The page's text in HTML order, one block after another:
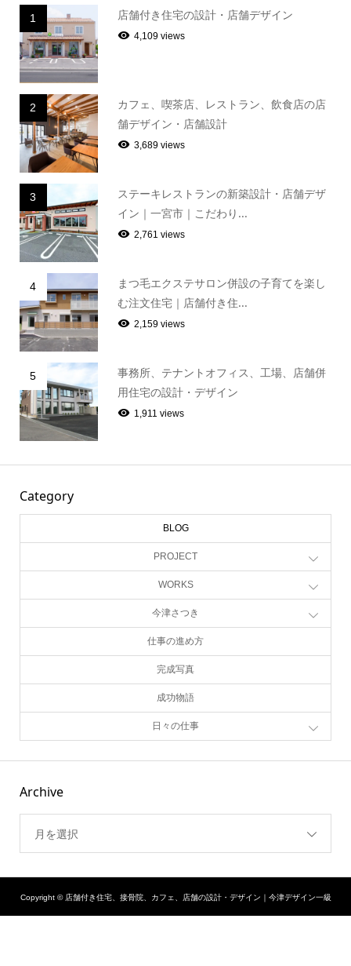
1 店舗付き住宅の設計・店舗デザイン
4,109 views
2
カフェ、喫茶店、レストラン、飲食店の店
舗デザイン・店舗設計
3,689 views
3
ステーキレストランの新築設計・店舗デザ
イン｜一宮市｜こだわり...
2,761 views
4
まつ毛エクステサロン併設の子育てを楽し
む注文住宅｜店舗付き住...
2,159 views
5
事務所、テナントオフィス、工場、店舗併
用住宅の設計・デザイン
1,911 views
Category
BLOG
PROJECT
WORKS
今津さつき
仕事の進め方
完成写真
成功物語
日々の仕事
Archive
月を選択
Copyright ©店舗付き住宅、接骨院、カフェ、店舗の設計・デザイン｜今津デザイン一級